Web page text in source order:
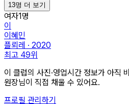
13명 더 보기
여자1 명
이
이혜민
플뢰레 · 2020
최고 49위
이 클럽의 사진·영업시간 정보가 아직
원장님이 직접 채울 수 있어요.
프로필 관리하기